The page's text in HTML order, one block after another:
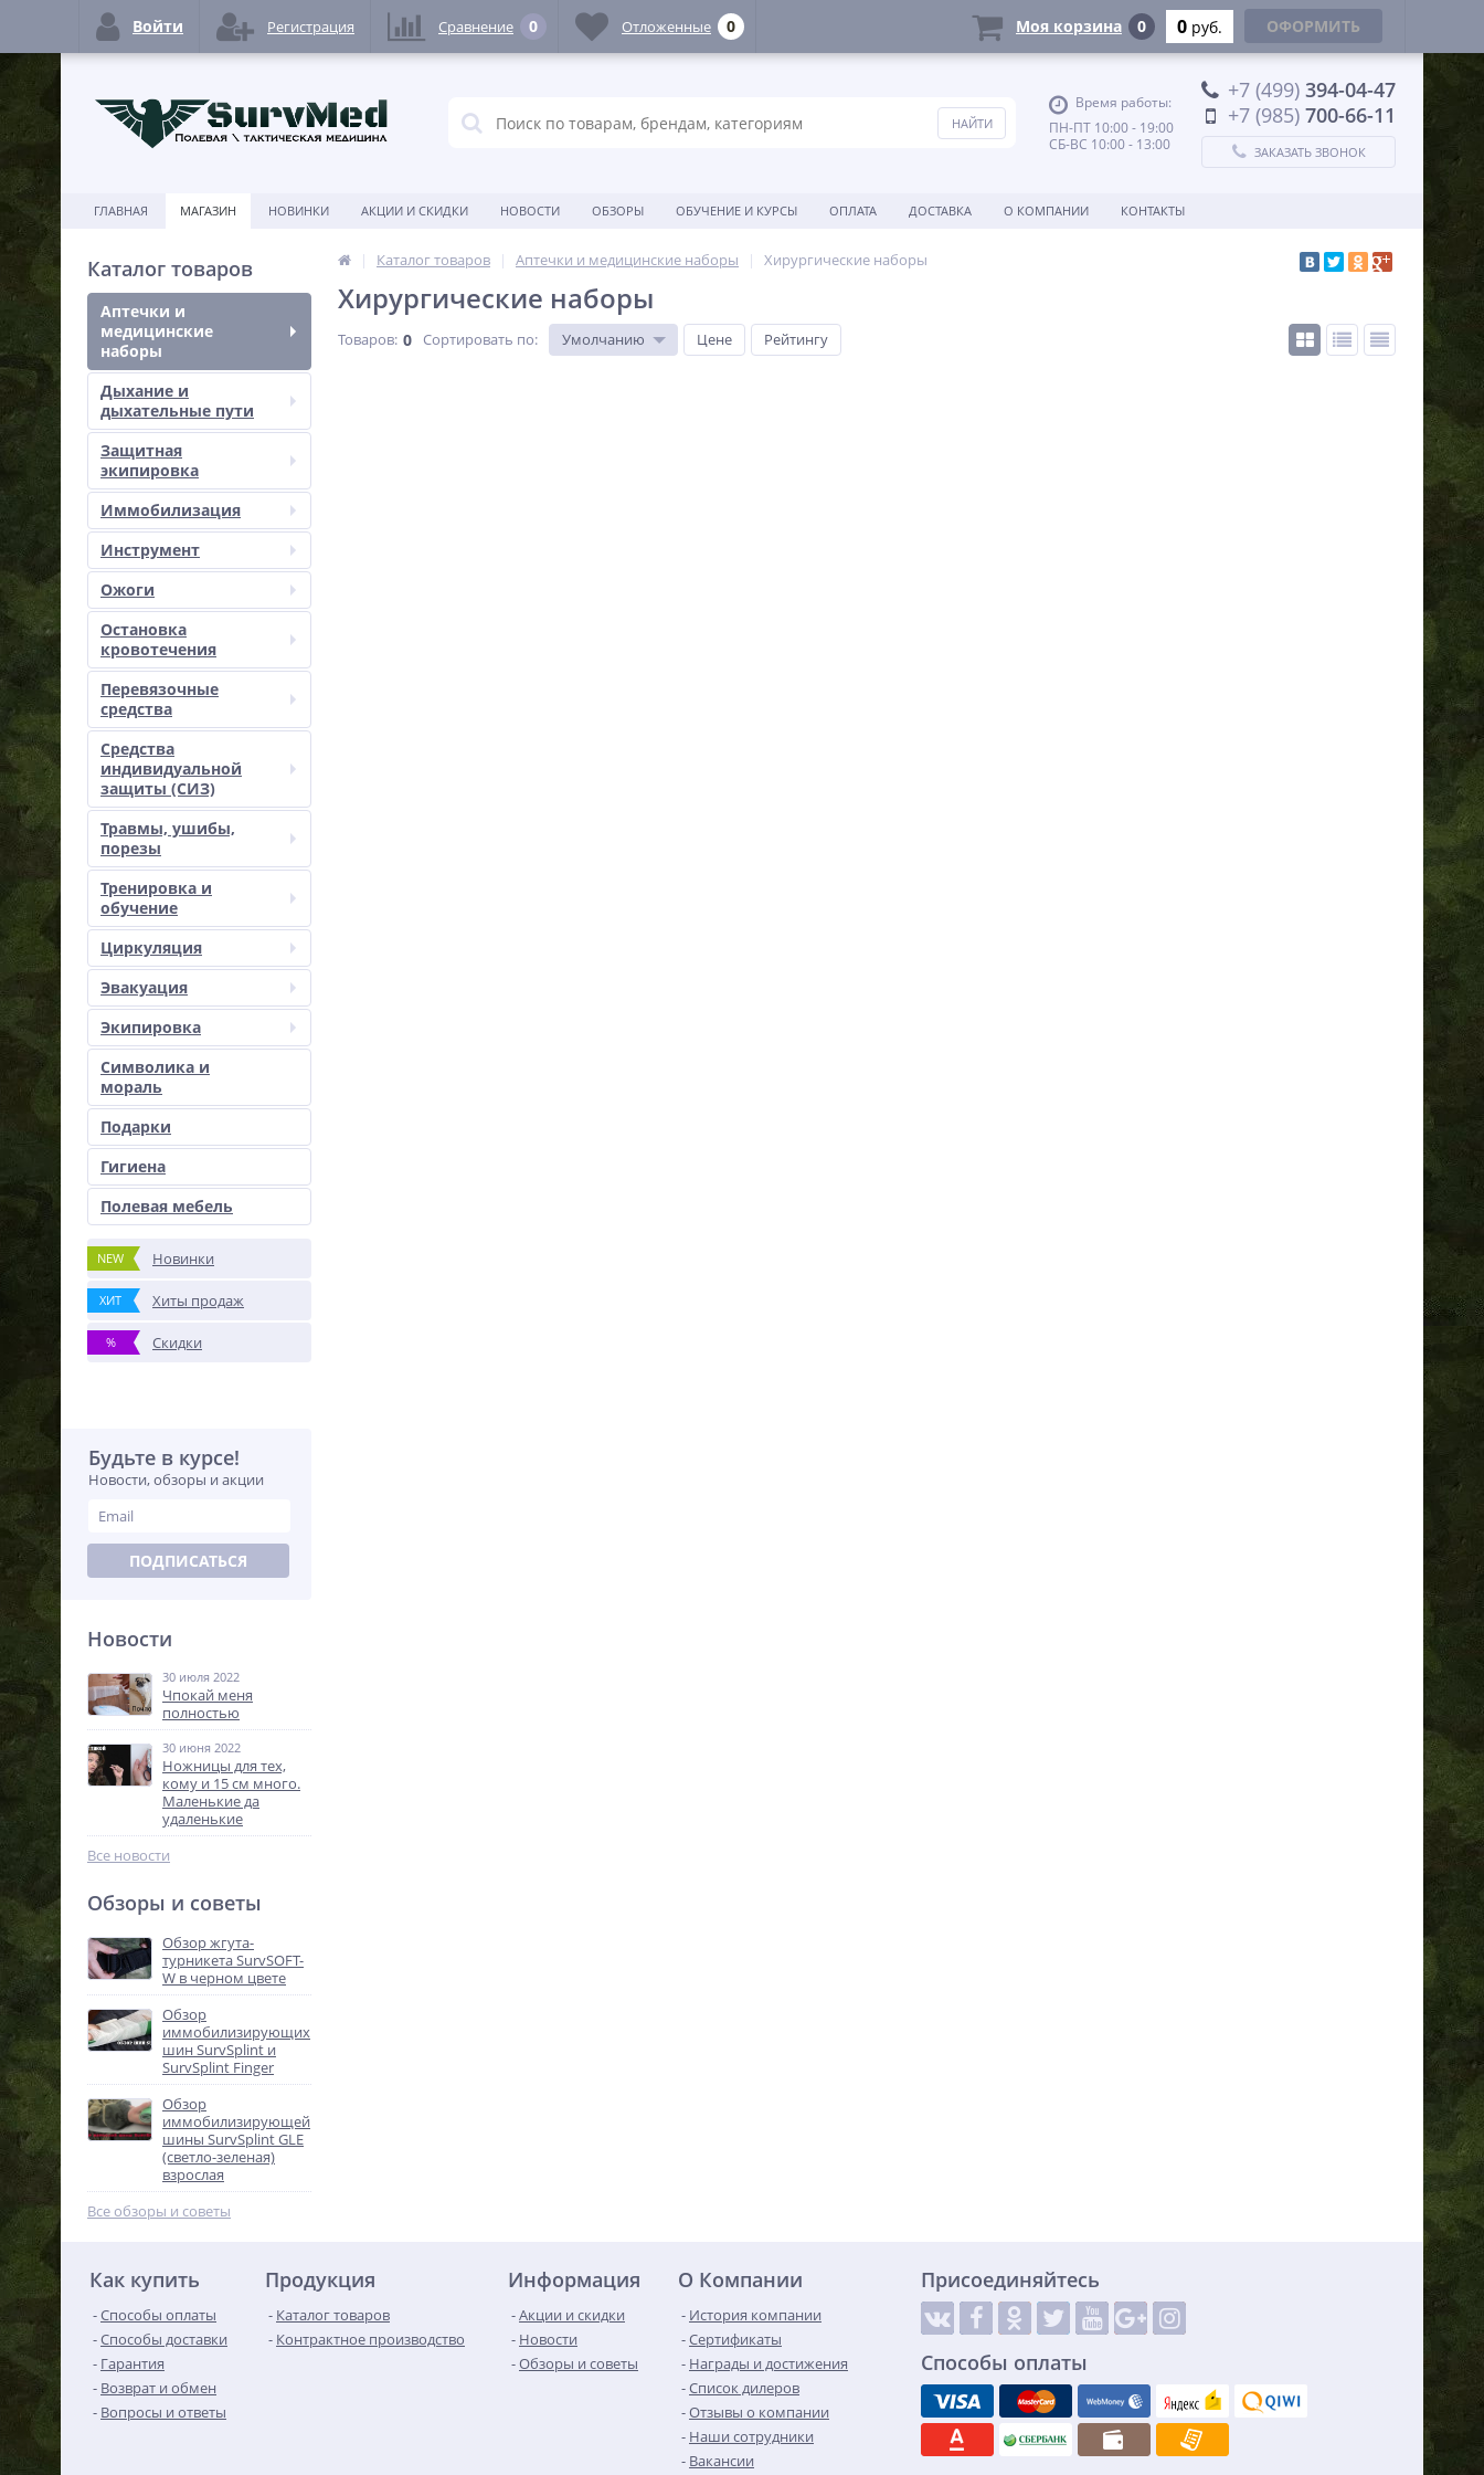
Время работы:
ПН-ПТ 10:00 - 19:00
СБ-ВС 10:00 - 13:00
+7 (499) 394-04-47
+7 (985) 700-66-11
ЗАКАЗАТЬ ЗВОНОК
ГЛАВНАЯ МАГАЗИН НОВИНКИ АКЦИИ И СКИДКИ НОВОСТИ ОБЗОРЫ ОБУЧЕНИЕ И КУРСЫ ОПЛАТА ДОСТАВКА О КОМПАНИИ КОНТАКТЫ
Каталог товаров
Аптечки и
медицинские
наборы
Дыхание и
дыхательные пути
Защитная
экипировка
Иммобилизация
Инструмент
Ожоги
Остановка
кровотечения
Перевязочные
средства
Средства
индивидуальной
защиты (СИЗ)
Травмы, ушибы,
порезы
Тренировка и
обучение
Циркуляция
Эвакуация
Экипировка
Символика и
мораль
Подарки
Гигиена
Полевая мебель
NEW Новинки
ХИТ Хиты продаж
% Скидки
Будьте в курсе!
Новости, обзоры и акции
ПОДПИСАТЬСЯ
Новости
30 июля 2022
Чпокай меня
полностью
30 июня 2022
Ножницы для тех,
кому и 15 см много.
Маленькие да
удаленькие
Все новости
Обзоры и советы
Обзор жгута-
турникета SurvSOFT-
W в черном цвете
Обзор
иммобилизирующих
шин SurvSplint и
SurvSplint Finger
Обзор
иммобилизирующей
шины SurvSplint GLE
(светло-зеленая)
взрослая
Все обзоры и советы
Каталог товаров Аптечки и медицинские наборы Хирургические наборы
Хирургические наборы
Товаров: 0 Сортировать по: Умолчанию Цене Рейтингу
Как купить
Способы оплаты
Способы доставки
Гарантия
Возврат и обмен
Вопросы и ответы
Продукция
Каталог товаров
Контрактное производство
Информация
Акции и скидки
Новости
Обзоры и советы
О Компании
История компании
Сертификаты
Награды и достижения
Список дилеров
Отзывы о компании
Наши сотрудники
Вакансии
Присоединяйтесь
Способы оплаты
Войти Регистрация Сравнение 0 Отложенные 0 Моя корзина 0 0 руб. ОФОРМИТЬ